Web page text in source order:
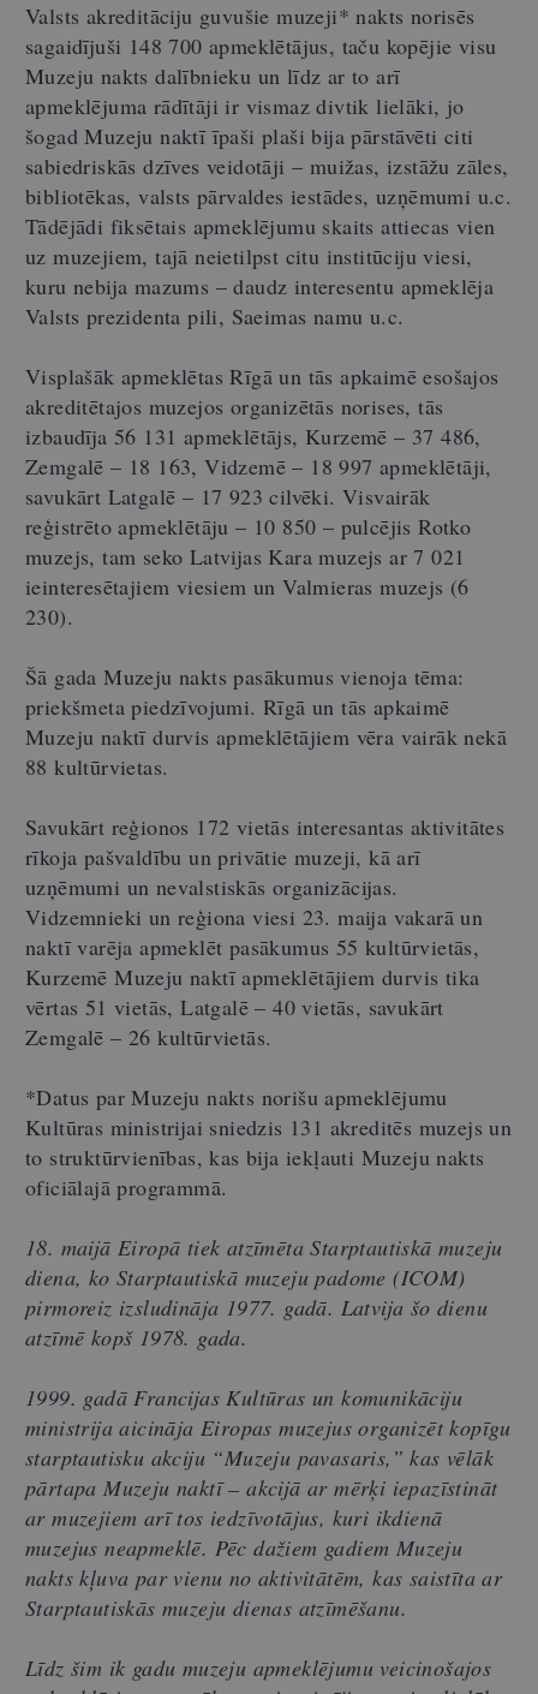
Valsts akreditāciju guvušie muzeji* nakts norisēs
sagaidījuši 148 700 apmeklētājus, taču kopējie visu
Muzeju nakts dalībnieku un līdz ar to arī
apmeklējuma rādītāji ir vismaz divtik lielāki, jo
šogad Muzeju naktī īpaši plaši bija pārstāvēti citi
sabiedriskās dzīves veidotāji – muižas, izstāžu zāles,
bibliotēkas, valsts pārvaldes iestādes, uzņēmumi u.c.
Tādējādi fiksētais apmeklējumu skaits attiecas vien
uz muzejiem, tajā neietilpst citu institūciju viesi,
kuru nebija mazums – daudz interesentu apmeklēja
Valsts prezidenta pili, Saeimas namu u.c.
Visplašāk apmeklētas Rīgā un tās apkaimē esošajos
akreditētajos muzejos organizētās norises, tās
izbaudīja 56 131 apmeklētājs, Kurzemē – 37 486,
Zemgalē – 18 163, Vidzemē – 18 997 apmeklētāji,
savukārt Latgalē – 17 923 cilvēki. Visvairāk
reģistrēto apmeklētāju – 10 850 – pulcējis Rotko
muzejs, tam seko Latvijas Kara muzejs ar 7 021
ieinteresētajiem viesiem un Valmieras muzejs (6
230).
Šā gada Muzeju nakts pasākumus vienoja tēma:
priekšmeta piedzīvojumi. Rīgā un tās apkaimē
Muzeju naktī durvis apmeklētājiem vēra vairāk nekā
88 kultūrvietas.
Savukārt reģionos 172 vietās interesantas aktivitātes
rīkoja pašvaldību un privātie muzeji, kā arī
uzņēmumi un nevalstiskās organizācijas.
Vidzemnieki un reģiona viesi 23. maija vakarā un
naktī varēja apmeklēt pasākumus 55 kultūrvietās,
Kurzemē Muzeju naktī apmeklētājiem durvis tika
vērtas 51 vietās, Latgalē – 40 vietās, savukārt
Zemgalē – 26 kultūrvietās.
*Datus par Muzeju nakts norišu apmeklējumu
Kultūras ministrijai sniedzis 131 akreditēs muzejs un
to struktūrvienības, kas bija iekļauti Muzeju nakts
oficiālajā programmā.
18. maijā Eiropā tiek atzīmēta Starptautiskā muzeju
diena, ko Starptautiskā muzeju padome (ICOM)
pirmoreiz izsludināja 1977. gadā. Latvija šo dienu
atzīmē kopš 1978. gada.
1999. gadā Francijas Kultūras un komunikāciju
ministrija aicināja Eiropas muzejus organizēt kopīgu
starptautisku akciju “Muzeju pavasaris,” kas vēlāk
pārtapa Muzeju naktī – akcijā ar mērķi iepazīstināt
ar muzejiem arī tos iedzīvotājus, kuri ikdienā
muzejus neapmeklē. Pēc dažiem gadiem Muzeju
nakts kļuva par vienu no aktivitātēm, kas saistīta ar
Starptautiskās muzeju dienas atzīmēšanu.
Līdz šim ik gadu muzeju apmeklējumu veicinošajos